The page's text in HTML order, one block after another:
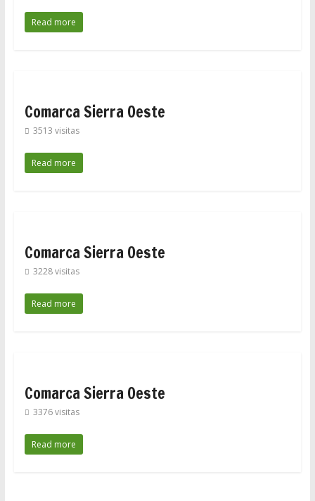
Read more
Comarca Sierra Oeste
3513 visitas
Read more
Comarca Sierra Oeste
3228 visitas
Read more
Comarca Sierra Oeste
3376 visitas
Read more